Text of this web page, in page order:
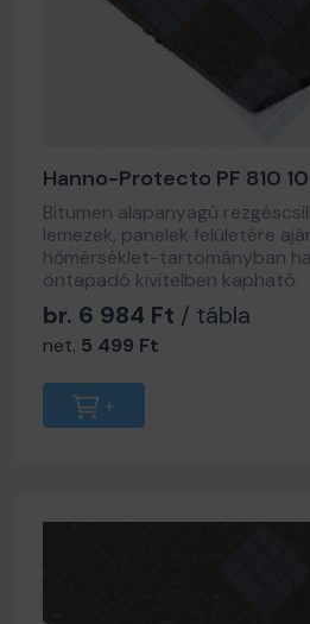
Hanno-Protecto PF 810
Bitumen alapanyagú
lemezek, panelek felületére
hőmérséklet-tartományban
öntapadó kivitelben kapható.
br. 6 984 Ft / tábla
net. 5 499 Ft